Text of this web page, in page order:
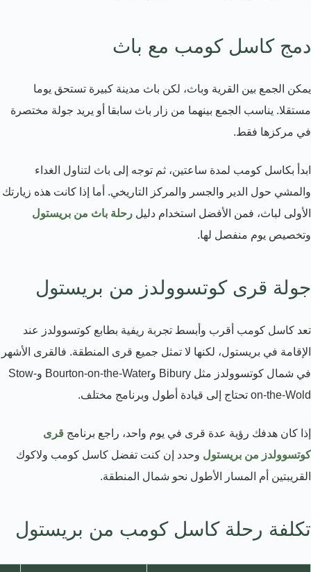
دمج كاسل كومب مع باث
يمكن الجمع بين القرية وباث، لكن باث مدينة كبيرة تستحق يوما
مستقلا. يناسب الجمع بينهما من زار باث سابقا أو يريد جولة مختصرة
في مركزها فقط.
ابدأ بكاسل كومب لمدة ساعتين، ثم توجه إلى باث لتناول الغداء
والمشي حول الدير والجسر والمركز التاريخي. أما إذا كانت هذه زيارتك
الأولى لباث، فمن الأفضل استخدام دليل رحلة باث من بريستول
وتخصيص يوم منفصل لها.
جولة قرى كوتسوولدز من بريستول
تعد كاسل كومب أقرب وأبسط تجربة ريفية بطابع كوتسوولدز عند
الإقامة في بريستول، لكنها لا تمثل جميع قرى المنطقة. فالقرى الأشهر
في شمال كوتسوولدز مثل Bibury وBourton-on-the-Water وStow-
on-the-Wold تحتاج إلى قيادة أطول وبرنامج مختلف.
إذا كان هدفك رؤية عدة قرى في يوم واحد، راجع برنامج قرى
كوتسوولدز من بريستول وحدد إن كنت تفضل كاسل كومب ولاكوك
القريبتين أم المسار الأطول نحو شمال المنطقة.
تكلفة رحلة كاسل كومب من بريستول